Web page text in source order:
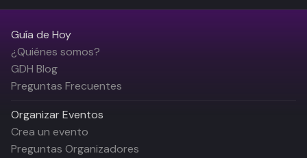
Guía de Hoy
¿Quiénes somos?
GDH Blog
Preguntas Frecuentes
Organizar Eventos
Crea un evento
Preguntas Organizadores